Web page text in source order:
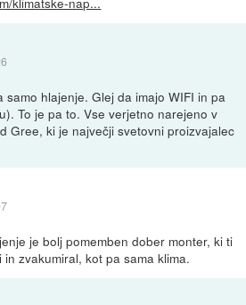
samo hlajenje. Glej da imajo WIFI in pa
To je pa to. Vse verjetno narejeno v
Gree, ki je največji svetovni proizvajalec
je bolj pomemben dober monter, ki ti
zvakumiral, kot pa sama klima.